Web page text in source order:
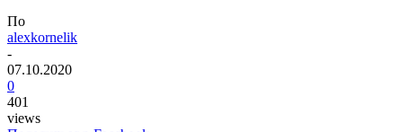
По
alexkornelik
-
07.10.2020
0
401
views